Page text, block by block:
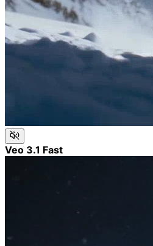
Veo 3.1 Fast